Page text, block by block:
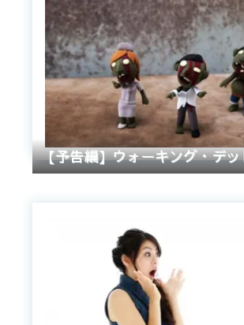
【予告編】ウォーキング・デ